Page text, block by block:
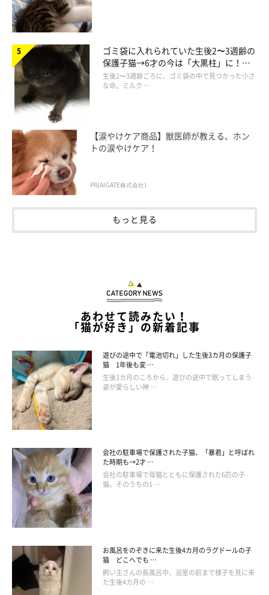
@mugi411
むぎちゃんは、とある団地に住み着いていた野良猫が生んだコで
した。その団地には、飼い主さんのお母さんの知り合いが住んで
いて、「子猫たちの引き取り手が見つからなければ、保健所に連
れて行かなければならないかも…」
入ったのです。
話を聞いた飼い主さんご夫婦は、その日のうちに子猫たちに会い
に行き、3匹兄弟だった子猫のうち1匹を引き取ることに決めま
す。そのコがむぎちゃんでした。
@mugi411
「むぎは引き取った当初とても大人しくて、抱き上げたときに私
にピタッとくっついてくれて。『このコは私が守ろう』ーーそう
ほかの2匹も無事に里親さんが決まり、3匹の子猫は新しい家族の
もとで暮らすことに。この日から、むぎちゃんと飼い主さんご夫
ゴミ袋に入れられていた生後2〜3週齢の
保護子猫→6才の今は「大黒柱」に！
美しい黒猫に成長した姿にグッとくる
生後2〜3週齢ごろに、ゴミ袋の中で見つかった小さ
な命。ミルク …
【涙やけケア商品】獣医師が教える、ホン
トの涙やけケア！
PR(AIGATE株式会社)
もっと見る
あわせて読みたい！
「猫が好き」の新着記事
遊びの途中で「電池切れ」した生後3カ月の保護子
猫 1年後も変 …
生後3カ月のころから、遊びの途中で眠ってしまう
姿が愛らしい神 …
会社の駐車場で保護された子猫、「暴君」と呼ばれ
た時期も→2才 …
会社の駐車場で母猫とともに保護された6匹の子
猫。そのうちの1 …
お風呂をのぞきに来た生後4カ月のラグドールの子
猫 どこへでも …
飼い主さんの長風呂中、浴室の前まで様子を見に来
た生後4カ月の …